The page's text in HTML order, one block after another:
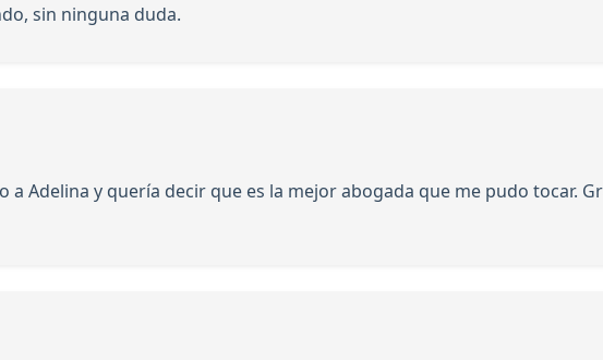
sin ninguna duda.
Adelina y quería decir que es la mejor abogada que me pudo tocar.